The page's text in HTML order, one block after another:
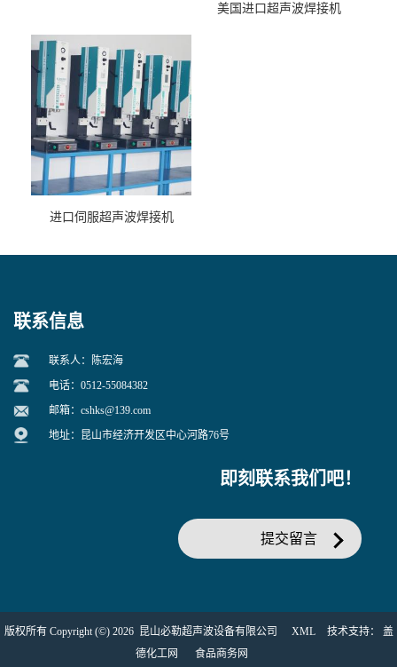
美国进口超声波焊接机
进口伺服超声波焊接机
联系信息
联系人：陈宏海
电话：0512-55084382
邮箱： cshks@139.com
地址：昆山市经济开发区中心河路76号
即刻联系我们吧！
提交留言
版权所有 Copyright (©) 2026 昆山必勒超声波设备有限公司 XML 技术支持： 盖
德化工网
食品商务网